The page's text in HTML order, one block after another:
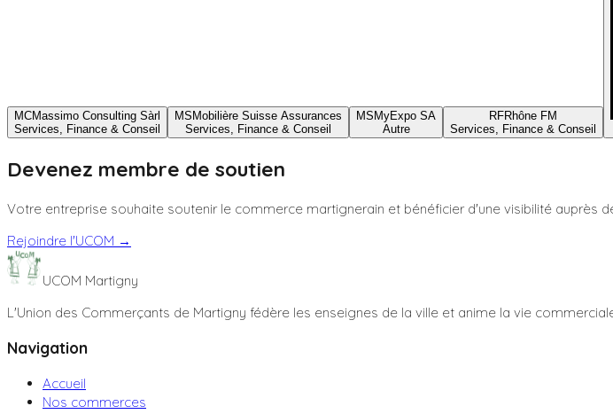
MCMassimo Consulting Sàrl
Services, Finance & Conseil
MS Mobilière Suisse Assurances
Services, Finance & Conseil
MS MyExpo SA
Autre
RFRhône FM
Services, Finance & Conseil
Devenez membre de soutien
Votre entreprise souhaite soutenir le commerce martignerain et bénéficier d'une visibilité auprès
Rejoindre l'UCOM →
UCOM Martigny
L'Union des Commerçants de Martigny fédère les enseignes de la ville et anime la vie
Navigation
Accueil
Nos commerces